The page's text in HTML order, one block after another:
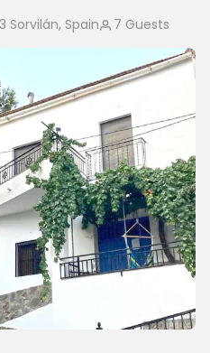
Sorvilán, Spain 7 Guests